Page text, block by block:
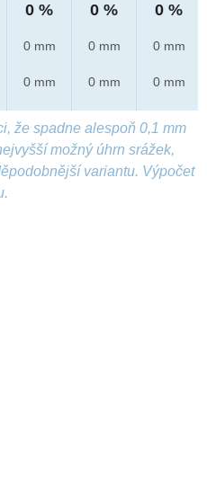
0 %
0 mm
0 mm
0 %
0 mm
0 mm
0 %
0 mm
0 mm
že spadne alespoň 0,1 mm
možný úhrn srážek,
variantu. Výpočet